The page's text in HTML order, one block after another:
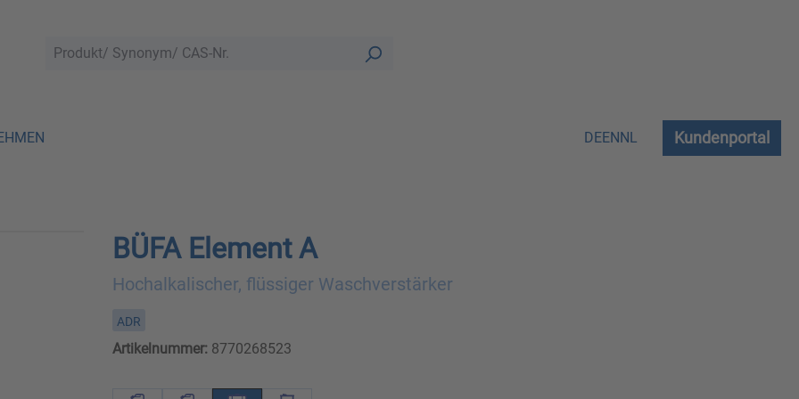
DEENNL Kundenportal
BÜFA Element A
Hochalkalischer, flüssiger Waschverstärker
ADR
Artikelnummer:8770268523